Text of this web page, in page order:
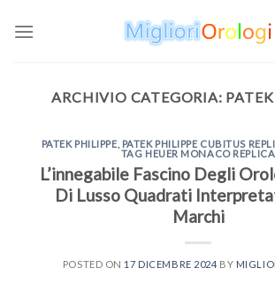
ARCHIVIO CATEGORIA:
PATEK PHILIPPE, PATEK PHILIPPE CUBITUS
TAG HEUER MONACO REPLICA
L’innegabile Fascino Degli
Di Lusso Quadrati
Marchi
POSTED ON 17 DICEMBRE 2024 BY